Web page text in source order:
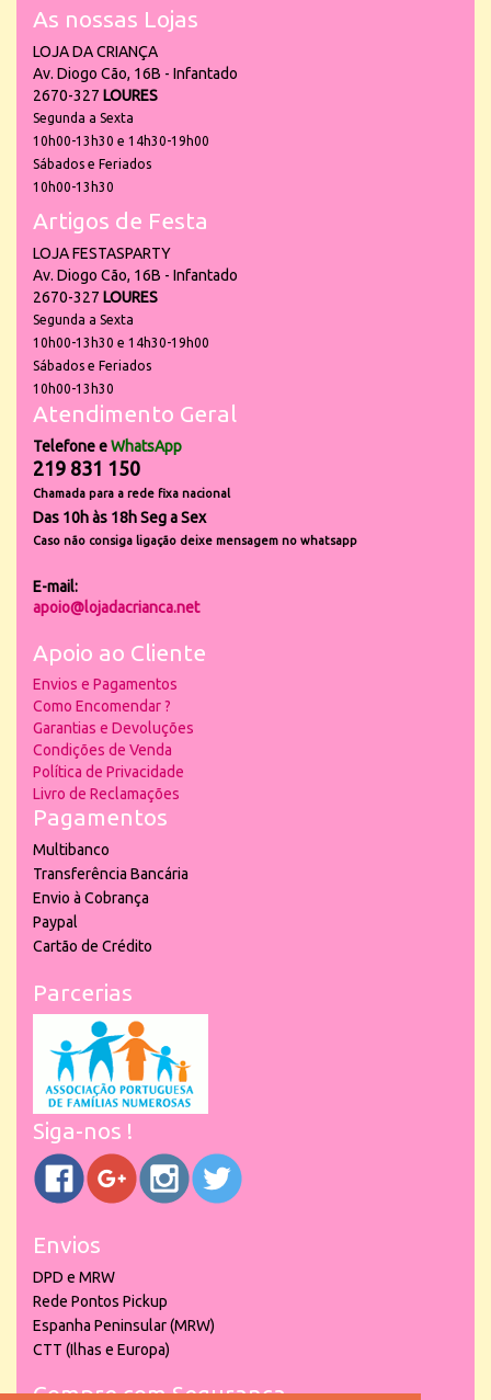
As nossas Lojas
LOJA DA CRIANÇA
Av. Diogo Cão, 16B - Infantado
2670-327 LOURES
Segunda a Sexta
10h00-13h30 e 14h30-19h00
Sábados e Feriados
10h00-13h30
Artigos de Festa
LOJA FESTASPARTY
Av. Diogo Cão, 16B - Infantado
2670-327 LOURES
Segunda a Sexta
10h00-13h30 e 14h30-19h00
Sábados e Feriados
10h00-13h30
Atendimento Geral
Telefone eWhatsApp
219 831 150
Chamada para a rede fixa nacional
Das 10h às 18h Seg a Sex
Caso não consiga ligação deixe mensagem no whatsapp
E-mail:
apoio@lojadacrianca.net
Apoio ao Cliente
Envios e Pagamentos
Como Encomendar ?
Garantias e Devoluções
Condições de Venda
Política de Privacidade
Livro de Reclamações
Pagamentos
Multibanco
Transferência Bancária
Envio à Cobrança
Paypal
Cartão de Crédito
Parcerias
Siga-nos !
Envios
DPD e MRW
Rede Pontos Pickup
Espanha Peninsular (MRW)
CTT (Ilhas e Europa)
Compre com Segurança